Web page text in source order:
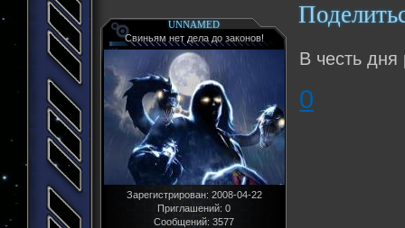
UNNAMED
Свиньям нет дела до законов!
Зарегистрирован: 2008-04-22
Приглашений: 0
Сообщений: 3577
В честь
0